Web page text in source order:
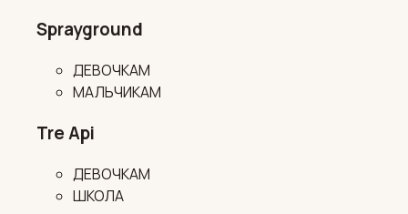
Sprayground
ДЕВОЧКАМ
МАЛЬЧИКАМ
Tre Api
ДЕВОЧКАМ
ШКОЛА